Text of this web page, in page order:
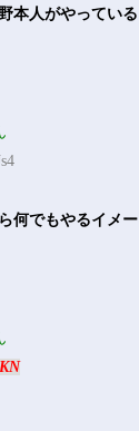
本人がやっている
何でもやるイメー